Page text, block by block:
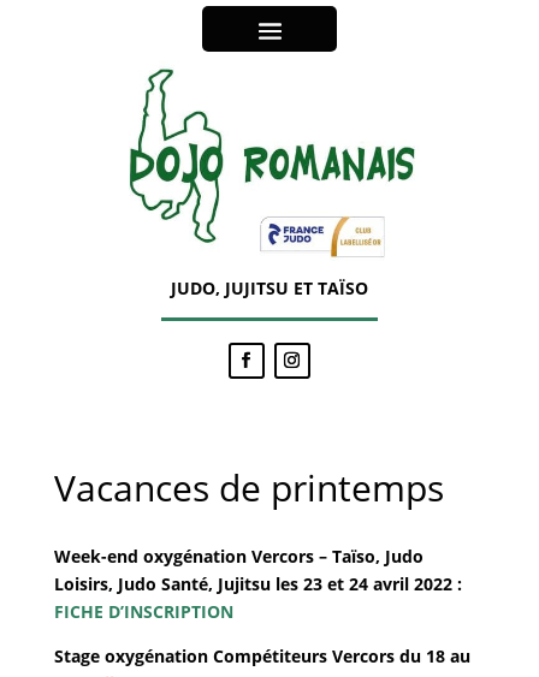
JUDO, JUJITSU ET TAÏSO
Vacances de printemps
Week-end oxygénation Vercors – Taïso, Judo
Loisirs, Judo Santé, Jujitsu les 23 et 24 avril 2022 :
FICHE D’INSCRIPTION
Stage oxygénation Compétiteurs Vercors du 18 au